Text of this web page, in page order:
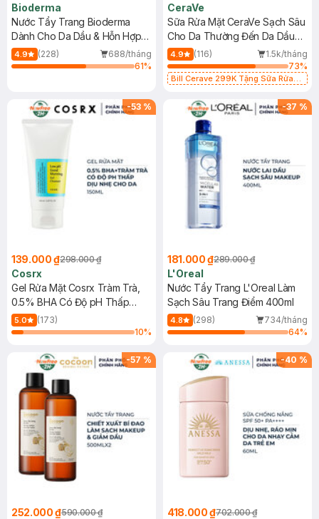
Bioderma
Nước Tẩy Trang Bioderma
Dành Cho Da Dầu & Hỗn Hợp
500ml
4.9 (228)
688/tháng
61%
CeraVe
Sữa Rửa Mặt CeraVe Sạch Sâu
Cho Da Thường Đến Da Dầu
473ml
4.9 (116)
1.5k/tháng
73%
Bill Cerave 299K Tặng Sữa Rửa
-53 %
139.000 ₫298.000 ₫
Cosrx
Gel Rửa Mặt Cosrx Tràm Trà,
0.5% BHA Có Độ pH Thấp
150ml
5.0
(173)
10%
-37 %
181.000 ₫289.000 ₫
L'Oreal
Nước Tẩy Trang L'Oreal Làm
Sạch Sâu Trang Điểm 400ml
4.8 (298)
734/tháng
64%
-57 %
252.000 ₫590.000 ₫
-40 %
418.000 ₫702.000 ₫